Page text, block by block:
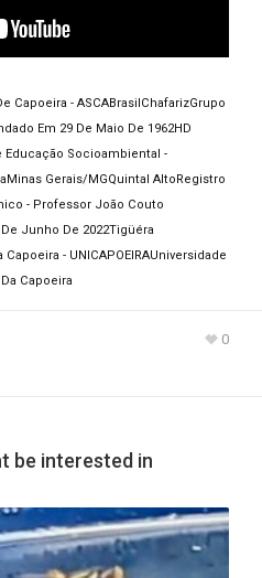
Capoeira - ASCABrasil ChafarizGrupo
Em 29 De Maio De 1962HD
Educação Socioambiental -
Minas Gerais/MGQuintal Alto Registro
- Professor João Couto
Junho De 2022Tigüéra
- UNICAPOEIRAUniversidade
Capoeira
0
be interested in